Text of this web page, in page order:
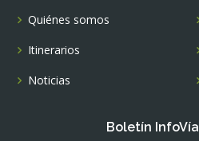
Quiénes somos
Itinerarios
Noticias
Boletín